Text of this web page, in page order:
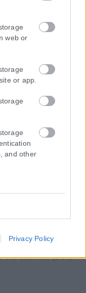
web or
or app.
and other
Privacy Policy
GROUP A.E.” και κατ’
της Επιτροπής της
στο διαδίκτυο (L 63).